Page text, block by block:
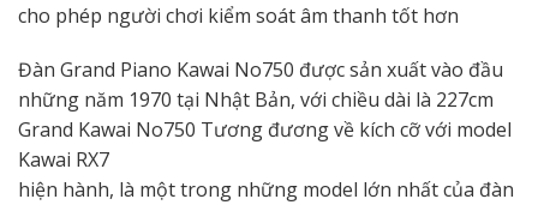
cho phép người chơi kiểm soát âm thanh tốt hơn
Đàn Grand Piano Kawai No750 được sản xuất vào đầu
những năm 1970 tại Nhật Bản, với chiều dài là 227cm
Grand Kawai No750 Tương đương về kích cỡ với model
Kawai RX7
hiện hành, là một trong những model lớn nhất của đàn